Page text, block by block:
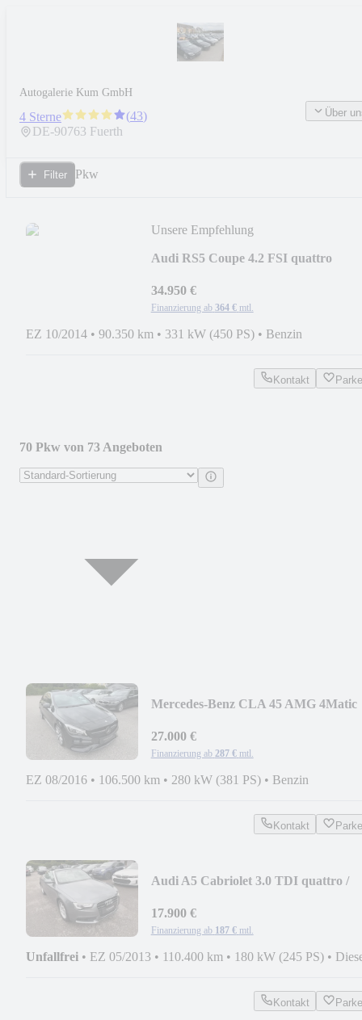
Autogalerie Kum GmbH
4 Sterne (43)
DE-90763 Fuerth
Über
Filter Pkw
Unsere Empfehlung
Audi RS5 Coupe 4.2 FSI quattro
34.950 €
Finanzierung ab 364 € mtl.
EZ 10/2014 • 90.350 km • 331 kW (450 PS) • Benzin
Kontakt
70 Pkw von 73 Angeboten
Mercedes-Benz CLA 45 AMG 4Matic
27.000 €
Finanzierung ab 287 € mtl.
EZ 08/2016 • 106.500 km • 280 kW (381 PS) • Benzin
Kontakt
Audi A5 Cabriolet 3.0 TDI quattro /
17.900 €
Finanzierung ab 187 € mtl.
Unfallfrei • EZ 05/2013 • 110.400 km • 180 kW (245 PS) •
Kontakt